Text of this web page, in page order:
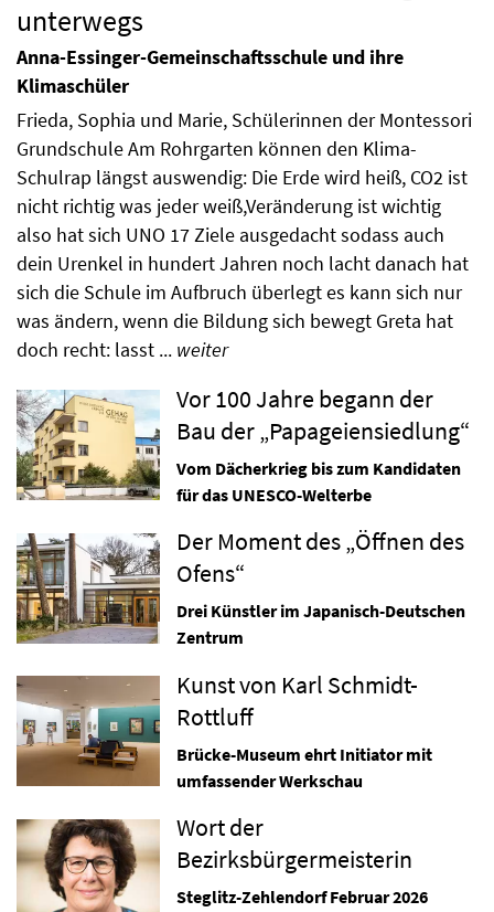
unterwegs
Anna-Essinger-Gemeinschaftsschule und ihre
Klimaschüler
Frieda, Sophia und Marie, Schülerinnen der Montessori
Grundschule Am Rohrgarten können den Klima-
Schulrap längst auswendig: Die Erde wird heiß, CO2 ist
nicht richtig was jeder weiß,Veränderung ist wichtig
also hat sich UNO 17 Ziele ausgedacht sodass auch
dein Urenkel in hundert Jahren noch lacht danach hat
sich die Schule im Aufbruch überlegt es kann sich nur
was ändern, wenn die Bildung sich bewegt Greta hat
doch recht: lasst ... weiter
Vor 100 Jahre begann der
Bau der „Papageiensiedlung“
Vom Dächerkrieg bis zum Kandidaten
für das UNESCO-Welterbe
Der Moment des „Öffnen des
Ofens“
Drei Künstler im Japanisch-Deutschen
Zentrum
Kunst von Karl Schmidt-
Rottluff
Brücke-Museum ehrt Initiator mit
umfassender Werkschau
Wort der
Bezirksbürgermeisterin
Steglitz-Zehlendorf Februar 2026